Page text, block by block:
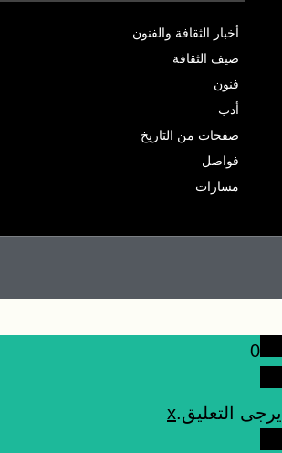
أخبار الثقافة والفنون
ضيف الثقافة
فنون
أدب
صفحات من التاريخ
فواصل
مسارات
0
يرجى التعليق.x